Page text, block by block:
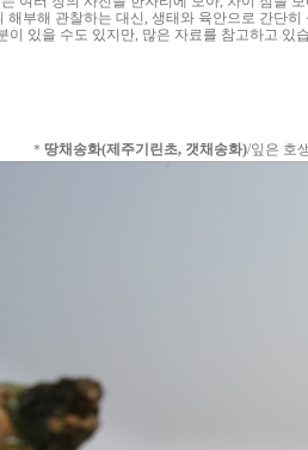
해부해 관찰하는 대신, 생태와 육안으로 간단
이 있을 수도 있지만, 많은 자료를 참고하고 있
＊ 땅채송화(제주기린초, 갯채송화)/잎은 호